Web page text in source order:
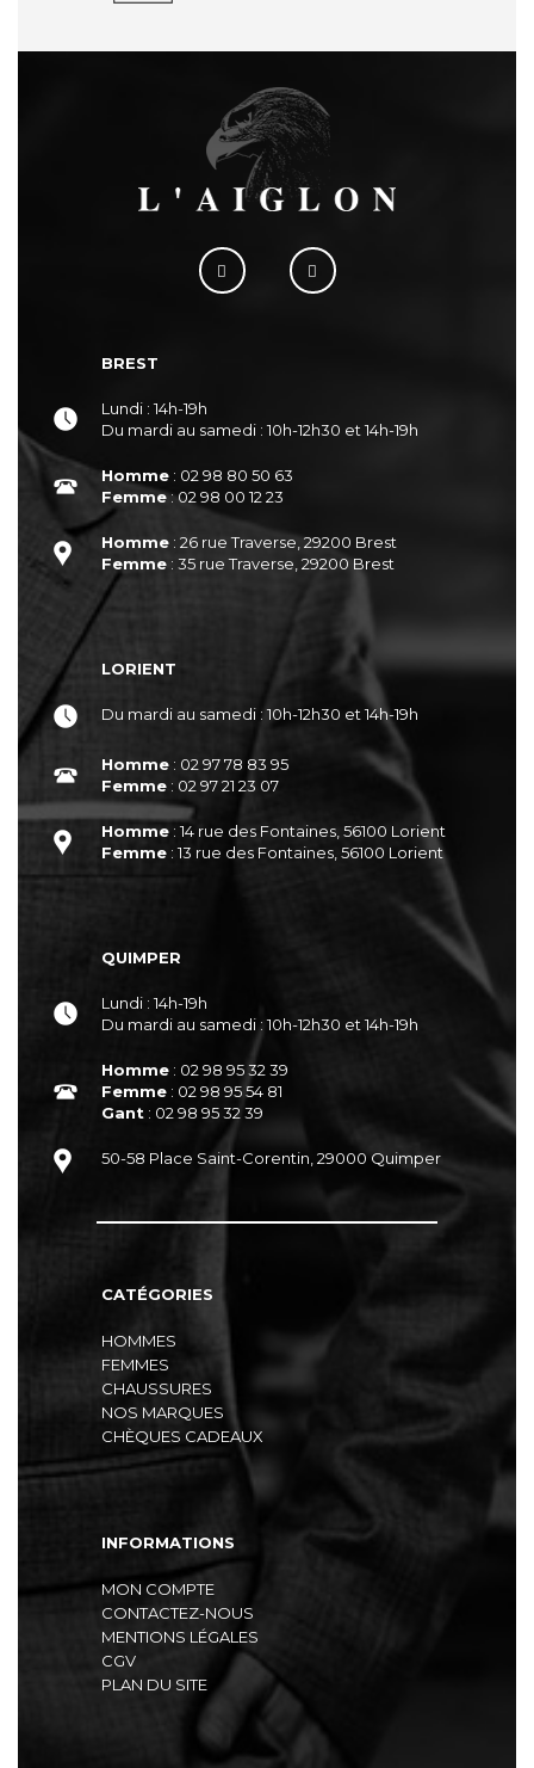
BREST
Lundi : 14h-19h
Du mardi au samedi : 10h-12h30 et 14h-19h
Homme : 02 98 80 50 63
Femme: 02 98 00 12 23
Homme : 26 rue Traverse, 29200 Brest
Femme : 35 rue Traverse, 29200 Brest
LORIENT
Du mardi au samedi : 10h-12h30 et 14h-19h
Homme : 02 97 78 83 95
Femme : 02 97 21 23 07
Homme : 14 rue des Fontaines, 56100 Lorient
Femme : 13 rue des Fontaines, 56100 Lorient
QUIMPER
Lundi : 14h-19h
Du mardi au samedi : 10h-12h30 et 14h-19h
Homme : 02 98 95 32 39
Femme : 02 98 95 54 81
Gant : 02 98 95 32 39
50-58 Place Saint-Corentin, 29000 Quimper
CATÉGORIES
HOMMES
FEMMES
CHAUSSURES
NOS MARQUES
CHÈQUES CADEAUX
INFORMATIONS
MON COMPTE
CONTACTEZ-NOUS
MENTIONS LÉGALES
CGV
PLAN DU SITE